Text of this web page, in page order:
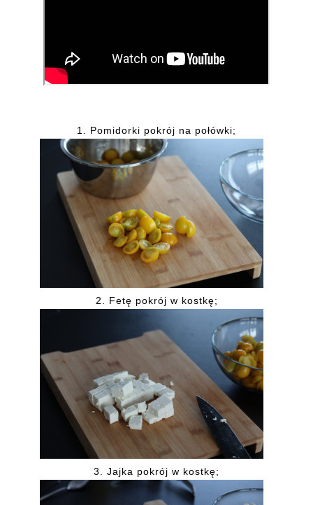
1. Pomidorki pokrój na połówki;
2. Fetę pokrój w kostkę;
3. Jajka pokrój w kostkę;